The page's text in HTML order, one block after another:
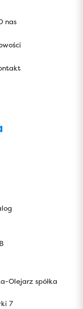
nas
Olejarz spółka
7